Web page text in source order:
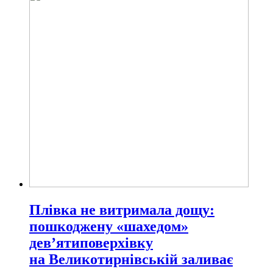
Плівка не витримала дощу:
пошкоджену «шахедом»
дев’ятиповерхівку
на Великотирнівській заливає